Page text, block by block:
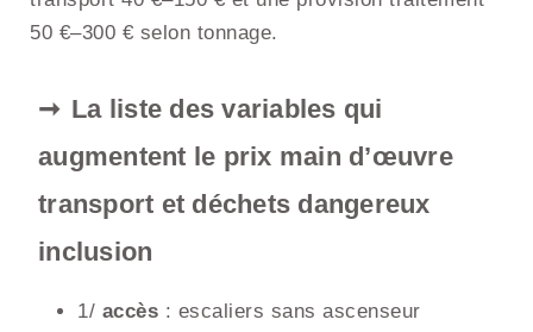
50 €–300 € selon tonnage.
La liste des variables qui
augmentent le prix main d’œuvre
transport et déchets dangereux
inclusion
1/ accès : escaliers sans ascenseur